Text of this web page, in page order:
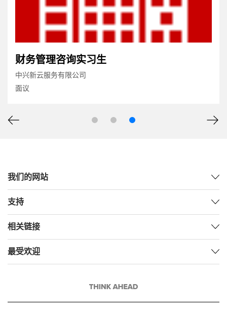
寒假审计实习生
毕马威华振会计师事务所（特殊普通合伙）长沙分所
我们的网站
支持
相关链接
最受欢迎